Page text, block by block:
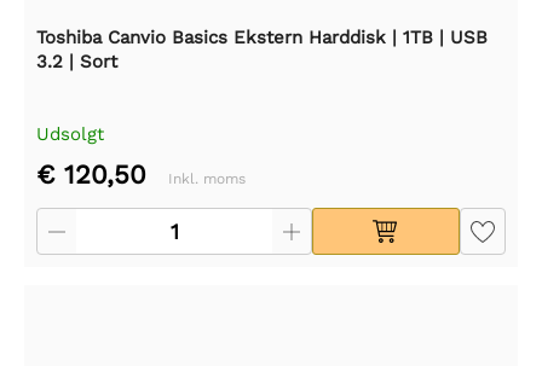
Toshiba Canvio Basics Ekstern Harddisk | 1TB | USB
3.2 | Sort
Udsolgt
€ 120,50 Inkl. moms